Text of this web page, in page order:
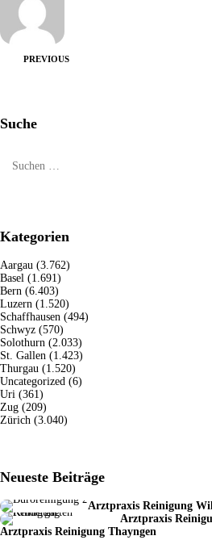
PREVIOUS
Suche
Kategorien
Aargau (3.762)
Basel (1.691)
Bern (6.403)
Luzern (1.520)
Schaffhausen (494)
Schwyz (570)
Solothurn (2.033)
St. Gallen (1.423)
Thurgau (1.520)
Uncategorized (6)
Uri (361)
Zug (209)
Zürich (3.040)
Neueste Beiträge
Arztpraxis Reinigung
Arztpraxis
Arztpraxis Reinigung Thayngen